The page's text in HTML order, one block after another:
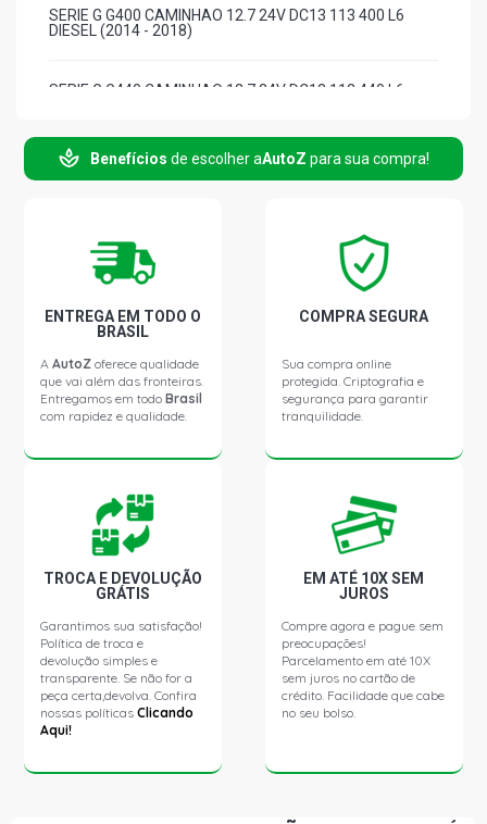
SERIE G G400 CAMINHAO 12.7 24V DC13 113 400 L6
DIESEL (2014 - 2018)
SERIE G G440 CAMINHAO 12.7 24V DC13 112 440 L6
SERIE K K400 IB ONIBUS 13.0 24V DC13 113 400 DIESEL
(2012 - 2018)
Benefícios de escolher aAutoZ para sua compra!
ENTREGA EM TODO O
BRASIL
AAutoZ oferece qualidade
que vai além das fronteiras.
Entregamos em todoBrasil
com rapidez e qualidade.
COMPRA SEGURA
Sua compra online
protegida. Criptografia e
segurança para garantir
tranquilidade.
TROCA E DEVOLUÇÃO
GRÁTIS
Garantimos sua satisfação!
Política de troca e
devolução simples e
transparente. Se não for a
peça certa,devolva. Confira
nossas políticasClicando
Aqui!
EM ATÉ 10X SEM
JUROS
Compre agora e pague sem
preocupações!
Parcelamento em até 10X
sem juros no cartão de
crédito. Facilidade que cabe
no seu bolso.